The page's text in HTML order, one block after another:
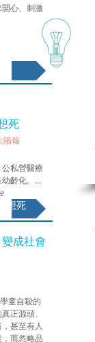
心、刺激
死
報
私營醫療
齡化。...
想死
成社會
童自殺的
正源頭、
甚至有人
而忽略品